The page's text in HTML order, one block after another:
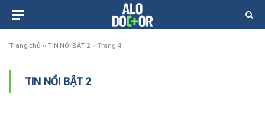
Trang chủ » TIN NỔI BẬT 2 » Trang 4
TIN NỔI BẬT 2